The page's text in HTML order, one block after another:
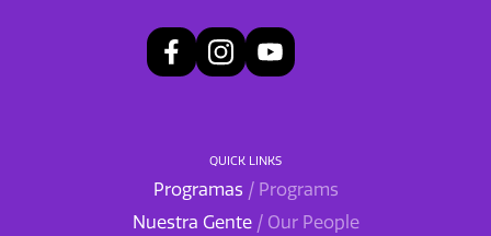
QUICK LINKS
Programas / Programs
Nuestra Gente / Our People